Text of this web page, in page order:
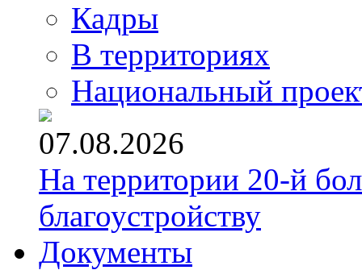
Кадры
В территориях
Национальный
07.08.2026
На территории 20-й
благоустройству
Документы